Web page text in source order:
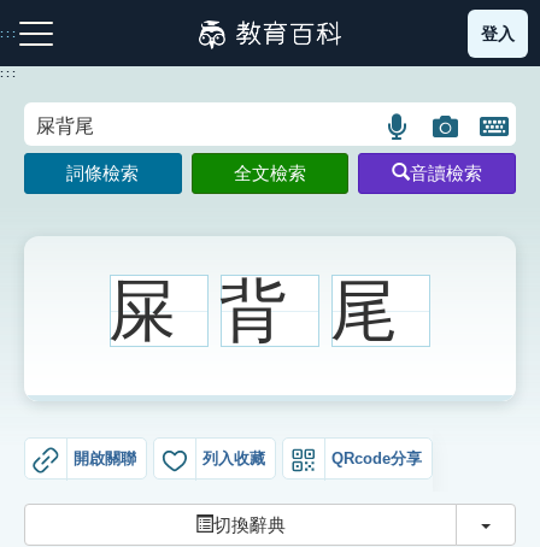
到
主
:::
注音索引圖示 筆畫索引圖示 部首索引表圖示
生字詞彙表
登入
:::
語
言
搜
示
圖
片
搜
開
鍵
圖
詞條檢索 全文檢索 音讀檢索
屎 背 尾
開啟關聯 列入收藏 QRcode分享
切換辭典 切換